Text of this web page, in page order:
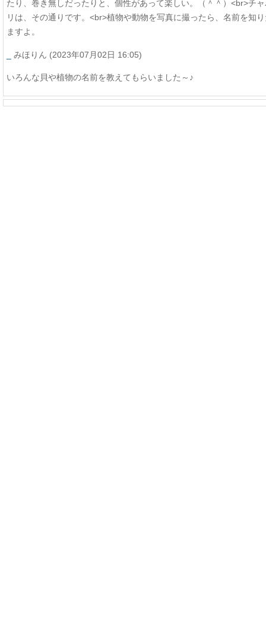
たり、巻き無しだったりと、個性があって楽しい。（＾＾）<br>チ
リは、その通りです。<br>植物や動物を写真に撮ったら、名前を知
ますよ。
みほりん (2023年07月02日 16:05)
いろんな貝や植物の名前を教えてもらいました～♪